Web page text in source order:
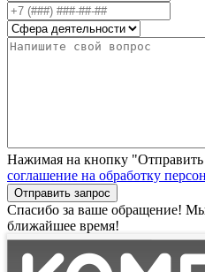
Нажимая на кнопку
соглашение на обработку
Отправить запрос
Спасибо за ваше обращение!
ближайшее время!